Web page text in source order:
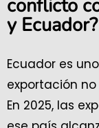
conflicto
y Ecuador?
Ecuador es
exportación
En 2025, las